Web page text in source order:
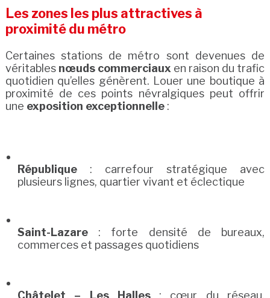
Les zones les plus attractives à
proximité du métro
Certaines stations de métro sont devenues de
véritables nœuds commerciaux en raison du trafic
quotidien qu’elles génèrent. Louer une boutique à
proximité de ces points névralgiques peut offrir
une exposition exceptionnelle:
République: carrefour stratégique avec
plusieurs lignes, quartier vivant et éclectique
Saint-Lazare: forte densité de bureaux,
commerces et passages quotidiens
Châtelet – Les Halles: cœur du réseau,